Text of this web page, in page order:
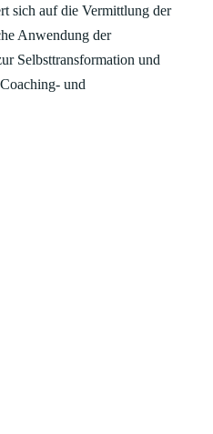
sich auf die Vermittlung der
Anwendung der
Selbsttransformation und
und